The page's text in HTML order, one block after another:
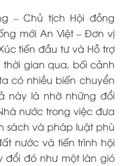
– Chủ tịch Hội đồng
mới An Việt – Đơn vị
tiến đầu tư và Hỗ trợ
thời gian qua, bối cảnh
có nhiều biến chuyển
này là nhờ những đổi
nước trong việc đưa
sách và pháp luật phù
nước và tiến trình hội
đổi đó như một làn gió